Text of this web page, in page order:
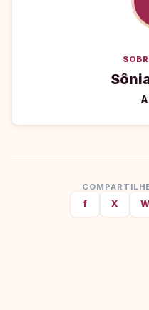
f X W